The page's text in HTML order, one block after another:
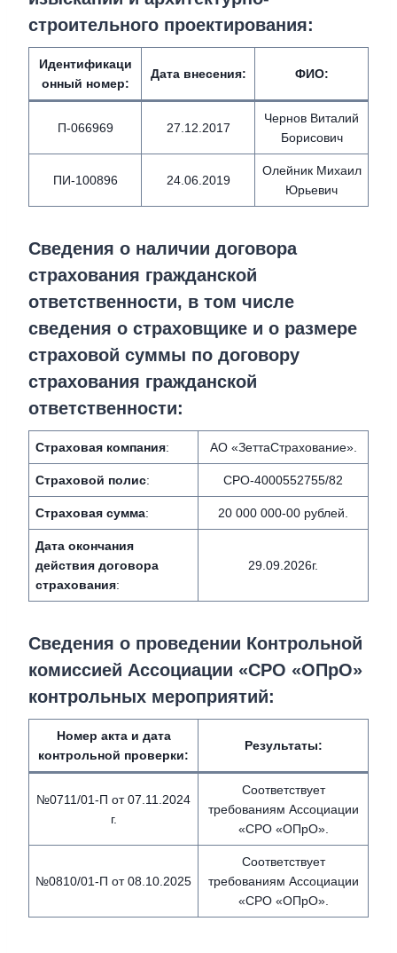
строительного проектирования:
Идентификаци
онный номер:
Дата внесения: ФИО:
П-066969 27.12.2017
Чернов Виталий
Борисович
ПИ-100896 24.06.2019
Олейник Михаил
Юрьевич
Сведения о наличии договора
страхования гражданской
ответственности, в том числе
сведения о страховщике и о размере
страховой суммы по договору
страхования гражданской
ответственности:
Страховая компания: АО «ЗеттаСтрахование».
Страховой полис: СРО-4000552755/82
Страховая сумма: 20 000 000-00 рублей.
Дата окончания
действия договора
страхования:
29.09.2026г.
Сведения о проведении Контрольной
комиссией Ассоциации «СРО «ОПрО»
контрольных мероприятий:
Номер акта и дата
контрольной проверки:
Результаты:
№0711/01-П от 07.11.2024
г.
Соответствует
требованиям Ассоциации
«СРО «ОПрО».
№0810/01-П от 08.10.2025
Соответствует
требованиям Ассоциации
«СРО «ОПрО».